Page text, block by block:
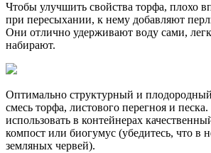
Чтобы улучшить свойства торфа, плохо
при пересыхании, к нему добавляют
Они отлично удерживают воду сами,
набирают.
Оптимально структурный и
смесь торфа, листового перегноя и
использовать в контейнерах
компост или биогумус (убедитесь, что в
земляных червей).